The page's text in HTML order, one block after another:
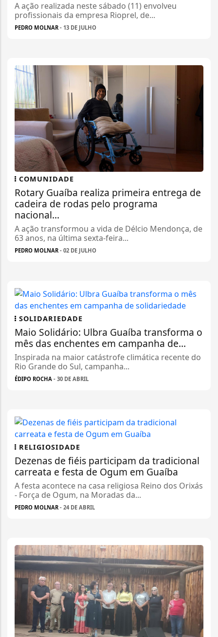
A ação realizada neste sábado (11) envolveu
profissionais da empresa Rioprel, de...
PEDRO MOLNAR- 13 DE JULHO
COMUNIDADE
Rotary Guaíba realiza primeira entrega de
cadeira de rodas pelo programa
nacional...
A ação transformou a vida de Délcio Mendonça, de
63 anos, na última sexta-feira...
PEDRO MOLNAR - 02 DE JULHO
SOLIDARIEDADE
Maio Solidário: Ulbra Guaíba transforma o
mês das enchentes em campanha de...
Inspirada na maior catástrofe climática recente do
Rio Grande do Sul, campanha...
ÉDIPO ROCHA - 30 DE ABRIL
RELIGIOSIDADE
Dezenas de fiéis participam da tradicional
carreata e festa de Ogum em Guaíba
A festa acontece na casa religiosa Reino dos Orixás
- Força de Ogum, na Moradas da...
PEDRO MOLNAR - 24 DE ABRIL